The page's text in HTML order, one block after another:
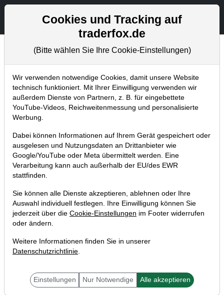
Aktien- und Artikelsuche
Trader-Blog
Home Blog Trader-Blog
Mit der Momentum Breakout Martix
findet ihr Bullenaktien und auffällig
starke Sektoren!
28.04.2020 um 10:36 Uhr | A. Zehetner
Cookies und Tracking auf
traderfox.de
(Bitte wählen Sie Ihre Cookie-Einstellungen)
Wir verwenden notwendige Cookies, damit unsere Website
technisch funktioniert. Mit Ihrer Einwilligung verwenden wir
außerdem Dienste von Partnern, z. B. für eingebettete
YouTube-Videos, Reichweitenmessung und personalisierte
Werbung.
Dabei können Informationen auf Ihrem Gerät gespeichert oder
ausgelesen und Nutzungsdaten an Drittanbieter wie
Google/YouTube oder Meta übermittelt werden. Eine
Verarbeitung kann auch außerhalb der EU/des EWR
stattfinden.
Sie können alle Dienste akzeptieren, ablehnen oder Ihre
Auswahl individuell festlegen. Ihre Einwilligung können Sie
jederzeit über die Cookie-Einstellungen im Footer widerrufen
oder ändern.
Weitere Informationen finden Sie in unserer
Datenschutzrichtlinie.
Einstellungen Nur Notwendige Alle akzeptieren